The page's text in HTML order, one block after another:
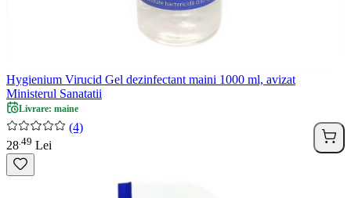
Hygienium Virucid Gel dezinfectant maini 1000 ml, avizat
Ministerul Sanatatii
Livrare: maine
(4)
28 49 Lei